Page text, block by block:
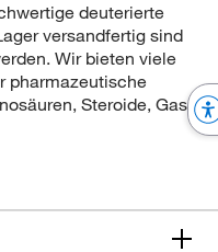
deuterierte
versandfertig sind
Wir bieten viele
pharmazeutische
Steroide, Gase,